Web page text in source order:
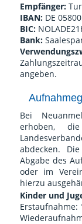
Empfänger:
IBAN: DE
BIC:
Bank:
angeben.
Bei
erhoben,
abdecken.
Abgabe des
oder im
hierzu
Kinder und
Erstaufnahme: